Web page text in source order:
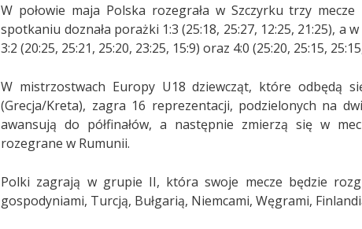
W połowie maja Polska rozegrała w Szczyrku trzy
spotkaniu doznała porażki 1:3 (25:18, 25:27, 12:25, 21:25),
3:2 (20:25, 25:21, 25:20, 23:25, 15:9) oraz 4:0 (25:20, 25:15,
W mistrzostwach Europy U18 dziewcząt, które odbędą
(Grecja/Kreta), zagra 16 reprezentacji, podzielonych na
awansują do półfinałów, a następnie zmierzą się w
rozegrane w Rumunii.
Polki zagrają w grupie II, która swoje mecze będzie
gospodyniami, Turcją, Bułgarią, Niemcami, Węgrami,